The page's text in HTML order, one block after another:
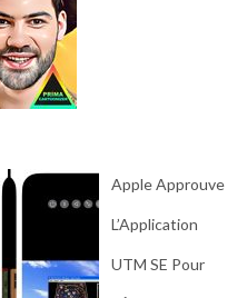
Apple Approuve
L’Application
UTM SE Pour